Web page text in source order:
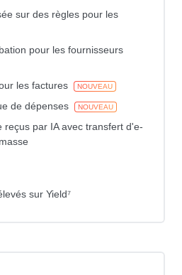
sur des règles pour les
pour les fournisseurs
les factures NOUVEAU
de dépenses NOUVEAU
reçus par IA avec transfert d'e-
sur Yield⁷